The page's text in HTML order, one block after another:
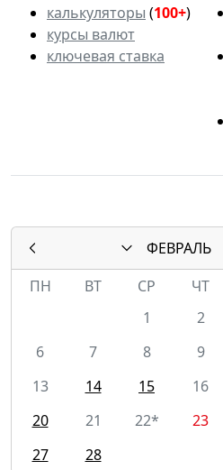
калькуляторы (100+)
курсы валют
ключевая ставка
ФЕВРАЛЬ
ПН
ВТ СР ЧТ
1
2
6
7 8 9
13
14 15 16
20
21 22* 23
27
28